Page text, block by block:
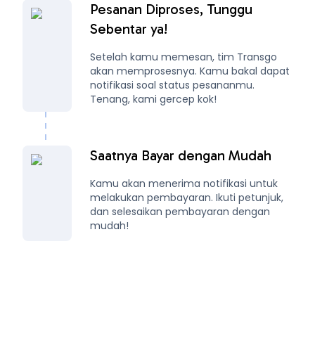
Pesanan Diproses, Tunggu
Sebentar ya!
Setelah kamu memesan, tim Transgo
akan memprosesnya. Kamu bakal dapat
notifikasi soal status pesananmu.
Tenang, kami gercep kok!
Saatnya Bayar dengan Mudah
Kamu akan menerima notifikasi untuk
melakukan pembayaran. Ikuti petunjuk,
dan selesaikan pembayaran dengan
mudah!